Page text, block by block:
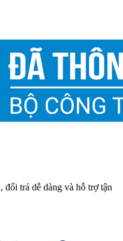
đổi trả dễ dàng và hỗ trợ tận